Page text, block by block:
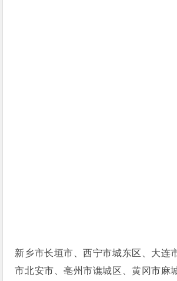
新乡市长垣市、西宁市城东区、大连
市北安市、亳州市谯城区、黄冈市麻